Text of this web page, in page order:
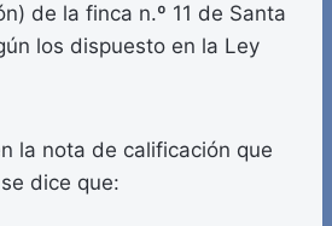
de la finca n.º 11 de Santa
los dispuesto en la Ley
la nota de calificación que
dice que: